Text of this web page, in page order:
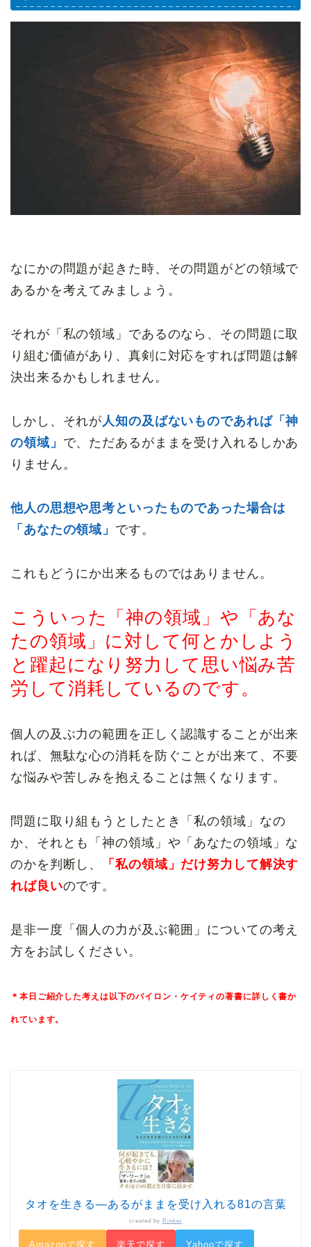
なにかの問題が起きた時、その問題がどの領域で
あるかを考えてみましょう。
それが「私の領域」であるのなら、その問題に取
り組む価値があり、真剣に対応をすれば問題は解
決出来るかもしれません。
しかし、それが 人知の及ばないものであれば「神
の領域」 で、ただあるがままを受け入れるしかあ
りません。
他人の思想や思考といったものであった場合は
「あなたの領域」 です。
これもどうにか出来るものではありません。
こういった「神の領域」や「あな
たの領域」に対して何とかしよう
と躍起になり努力して思い悩み苦
労して消耗しているのです。
個人の及ぶ力の範囲を正しく認識することが出来
れば、無駄な心の消耗を防ぐことが出来て、不要
な悩みや苦しみを抱えることは無くなります。
問題に取り組もうとしたとき「私の領域」なの
か、それとも「神の領域」や「あなたの領域」な
のかを判断し、
「私の領域」だけ努力して解決す
れば良いのです。
是非一度「個人の力が及ぶ範囲」についての考え
方をお試しください。
＊本日ご紹介した考えは以下のバイロン・ケイティの著書に詳しく書か
れています。
タオを生きる—あるがままを受け入れる81の言葉
created by Rinker
Amazonで探す 楽天で探す Yahooで探す